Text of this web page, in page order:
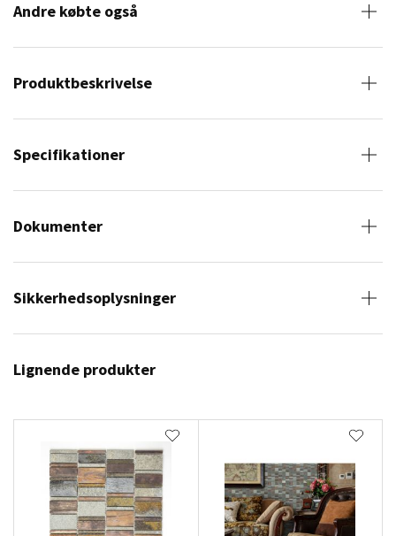
Andre købte også
Produktbeskrivelse
Specifikationer
Dokumenter
Sikkerhedsoplysninger
Lignende produkter